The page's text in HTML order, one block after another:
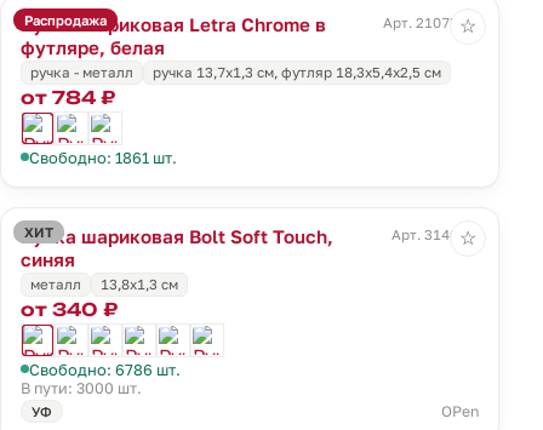
Распродажа
Ручка шариковая Letra Chrome в
футляре, белая
Арт. 21075.60
ручка - металл ручка 13,7х1,3 см, футляр 18,3х5,4х2,5 см
от 784 ₽
Свободно: 1861 шт.
☆
ХИТ
Ручка шариковая Bolt Soft Touch,
синяя
Арт. 3140.40
металл 13,8х1,3 см
от 340 ₽
Свободно: 6786 шт.
В пути: 3000 шт.
УФ OPen
☆